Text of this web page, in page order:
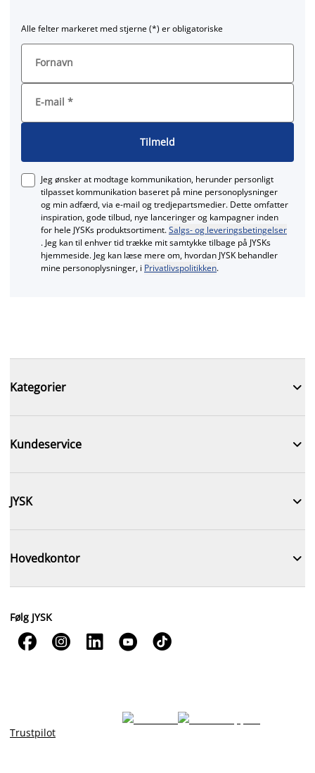
Alle felter markeret med stjerne (*) er obligatoriske
Fornavn
E-mail *
Tilmeld
Jeg ønsker at modtage kommunikation, herunder personligt
tilpasset kommunikation baseret på mine personoplysninger
og min adfærd, via e‑mail og tredjepartsmedier. Dette omfatter
inspiration, gode tilbud, nye lanceringer og kampagner inden
for hele JYSKs produktsortiment.Salgs- og leveringsbetingelser
. Jeg kan til enhver tid trække mit samtykke tilbage på JYSKs
hjemmeside. Jeg kan læse mere om, hvordan JYSK behandler
mine personoplysninger, i Privatlivspolitikken.
Kategorier 
Kundeservice 
JYSK 
Hovedkontor 
Følg JYSK
    
Trustpilot